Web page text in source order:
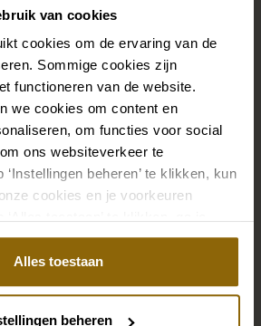
van cookies
cookies om de ervaring van de
Sommige cookies zijn
functioneren van de website.
we cookies om content en
om functies voor social
ons websiteverkeer te
beheren’ te klikken, kun
cookies en je voorkeuren
van alle cookies.
Alles toestaan
beheren